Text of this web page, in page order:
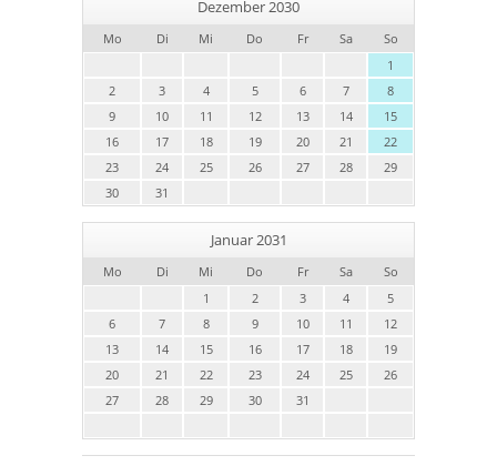
Dezember 2030
Mo Di Mi Do Fr Sa
So
1
2
3 4 5 6 7
8
9
10 11 12 13 14
15
16
17 18 19 20 21
22
23
24 25 26 27 28
29
30
31
Januar 2031
Mo Di Mi Do Fr Sa
So
1
2 3 4
5
6
7 8 9 10 11
12
13
14 15 16 17 18
19
20
21 22 23 24 25
26
27
28 29 30 31